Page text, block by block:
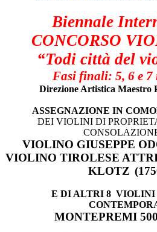
Biennale
CONCORSO
“Todi città del
Fasi finali: 5, 6 e 7
Direzione Artistica Maestro
ASSEGNAZIONE IN
DEI VIOLINI DI
VIOLINO GIUSEPPE
VIOLINO TIROLESE
KLOTZ (17
E DI ALTRI 8
MONTEPREMI